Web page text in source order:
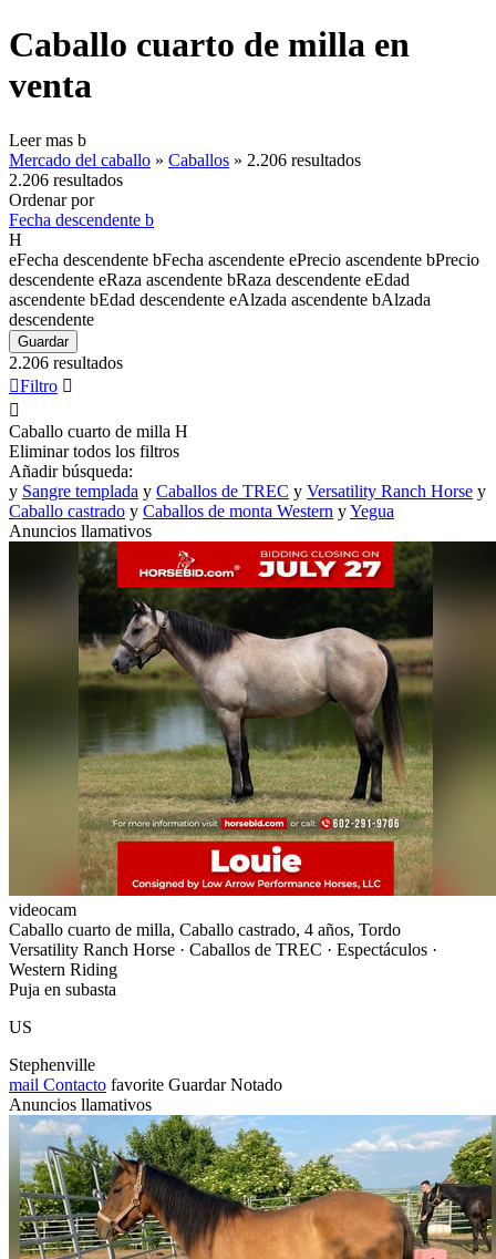
Caballo cuarto de milla en
venta
Leer mas b
Mercado del caballo » Caballos » 2.206 resultados
2.206 resultados
Ordenar por
Fecha descendente b
H
eFecha descendente bFecha ascendente ePrecio ascendente bPrecio
descendente eRaza ascendente bRaza descendente eEdad
ascendente bEdad descendente eAlzada ascendente bAlzada
descendente
Guardar
2.206 resultados
Filtro 

Caballo cuarto de milla H
Eliminar todos los filtros
Añadir búsqueda:
y Sangre templada y Caballos de TREC y Versatility Ranch Horse y
Caballo castrado y Caballos de monta Western yYegua
Anuncios llamativos
videocam
Caballo cuarto de milla, Caballo castrado, 4 años, Tordo
Versatility Ranch Horse · Caballos de TREC · Espectáculos ·
Western Riding
Puja en subasta
US
Stephenville
mail Contacto favorite Guardar Notado
Anuncios llamativos